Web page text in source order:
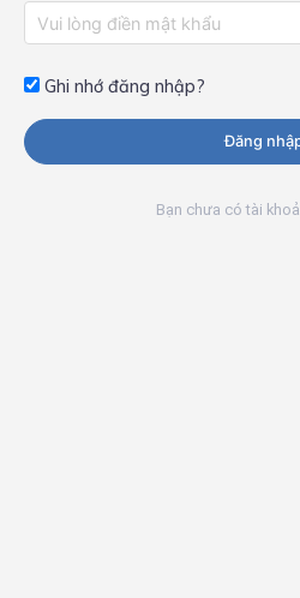
Ghi nhớ đăng nhập?
Đăng
Bạn chưa có tài